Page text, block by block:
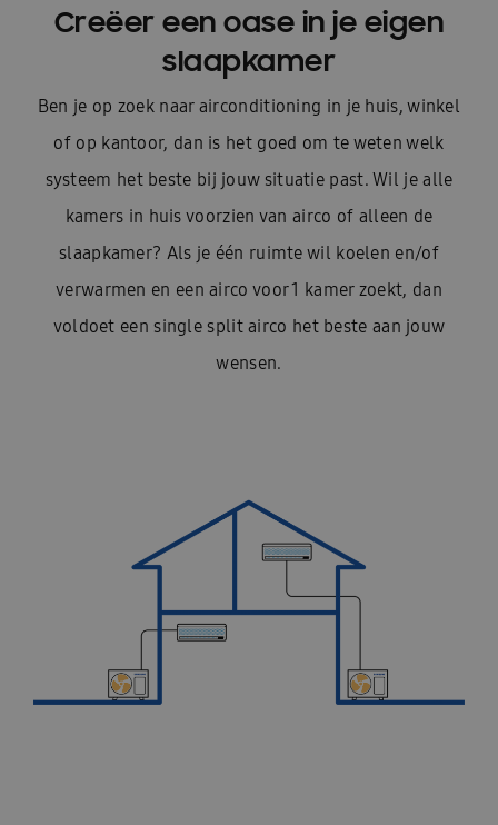
Creëer een oase in je eigen
slaapkamer
Ben je op zoek naar airconditioning in je huis, winkel
of op kantoor, dan is het goed om te weten welk
systeem het beste bij jouw situatie past. Wil je alle
kamers in huis voorzien van airco of alleen de
slaapkamer? Als je één ruimte wil koelen en/of
verwarmen en een airco voor 1 kamer zoekt, dan
voldoet een single split airco het beste aan jouw
wensen.